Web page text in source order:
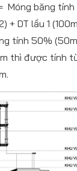
Móng băng
+ DT lầu 1
tính 50%
thì được tính